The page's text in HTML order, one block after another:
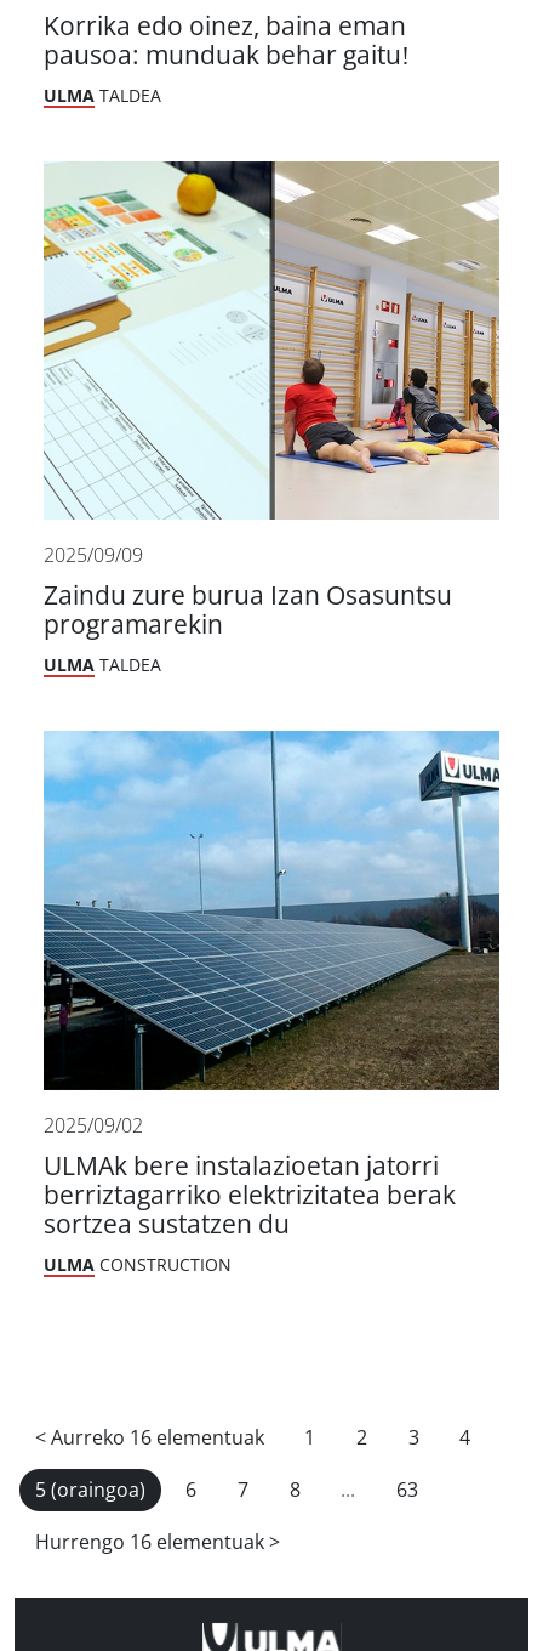
Korrika edo oinez, baina eman
pausoa: munduak behar gaitu!
ULMA TALDEA
2025/09/09
Zaindu zure burua Izan Osasuntsu
programarekin
ULMA TALDEA
2025/09/02
ULMAk bere instalazioetan jatorri
berriztagarriko elektrizitatea berak
sortzea sustatzen du
ULMA CONSTRUCTION
< Aurreko 16 elementuak 1 2 3 4
5 (oraingoa) 6 7 8 ... 63
Hurrengo 16 elementuak >